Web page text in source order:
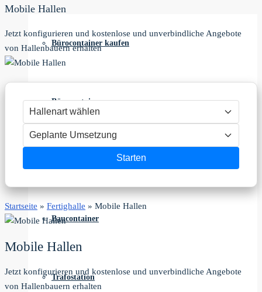
Bürocontainer kaufen
Bürocontainer
Baucontainer
Trafostation
Mobile Hallen
Jetzt konfigurieren und kostenlose und unverbindliche Angebote
von Hallenbauern erhalten
Starten
Startseite » Fertighalle » Mobile Hallen
Mobile Hallen
Jetzt konfigurieren und kostenlose und unverbindliche Angebote
von Hallenbauern erhalten